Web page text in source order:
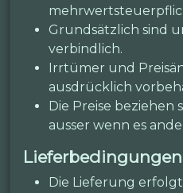
Grundsätzlich sind
verbindlich.
Irrtümer und
ausdrücklich
Die Preise beziehen
ausser wenn es
Lieferbedingungen
Die Lieferung